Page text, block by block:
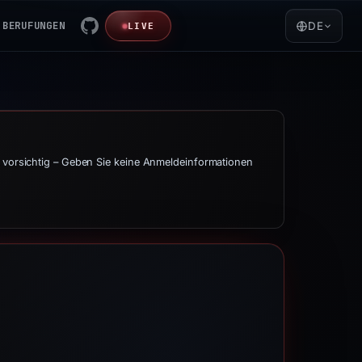
BERUFUNGEN LIVE DE
– Geben Sie keine Anmeldeinformationen